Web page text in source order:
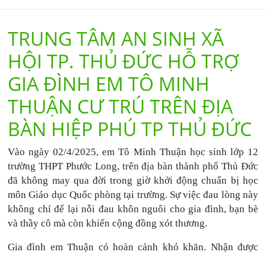
TRUNG TÂM AN SINH XÃ
HỘI TP. THỦ ĐỨC HỖ TRỢ
GIA ĐÌNH EM TÔ MINH
THUẬN CƯ TRÚ TRÊN ĐỊA
BÀN HIỆP PHÚ TP THỦ ĐỨC
Vào ngày 02/4/2025, em Tô Minh Thuận học sinh lớp 12
trường THPT Phước Long, trên địa bàn thành phố Thủ Đức
đã không may qua đời trong giờ khởi động chuẩn bị học
môn Giáo dục Quốc phòng tại trường. Sự việc đau lòng này
không chỉ để lại nỗi đau khôn nguôi cho gia đình, bạn bè
và thầy cô mà còn khiến cộng đồng xót thương.
Gia đình em Thuận có hoàn cảnh khó khăn. Nhận được